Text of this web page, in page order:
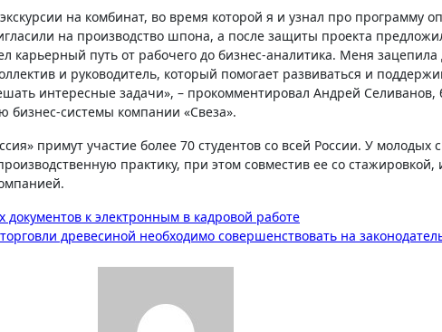
на комбинат, во время которой я и узнал про программу
на производство шпона, а после защиты проекта
карьерный путь от рабочего до бизнес-аналитика. Меня зацепила
и руководитель, который помогает развиваться и
интересные задачи», – прокомментировал Андрей Селиванов,
бизнес-системы компании «Свеза».
примут участие более 70 студентов со всей России. У молодых
практику, при этом совместив ее со
документов к электронным в кадровой работе
древесиной необходимо совершенствовать на